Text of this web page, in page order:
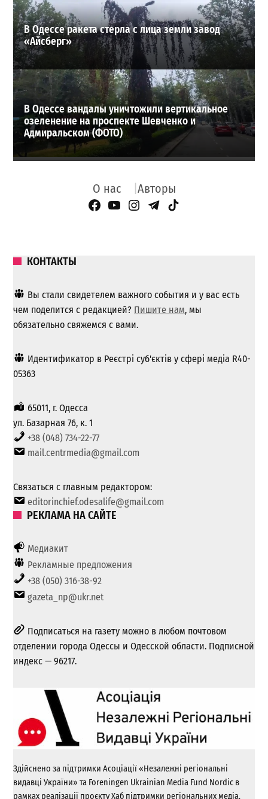
В Одессе ракета стерла с лица земли завод
«Айсберг»
В Одессе вандалы уничтожили вертикальное
озеленение на проспекте Шевченко и
Адмиральском (ФОТО)
О нас Авторы
Facebook Page
YouTube
Instagram
Telegram
TikTok
КОНТАКТЫ
Вы стали свидетелем важного события и у вас есть
чем поделится с редакцией? Пишите нам, мы
обязательно свяжемся с вами.
Идентификатор в Реєстрі суб'єктів у сфері медіа R40-
05363
65011, г. Одесса
ул. Базарная 76, к. 1
+38 (048) 734-22-77
mail.centrmedia@gmail.com
Связаться с главным редактором:
editorinchief.odesalife@gmail.com
РЕКЛАМА НА САЙТЕ
Медиакит
Рекламные предложения
+38 (050) 316-38-92
gazeta_np@ukr.net
Подписаться на газету можно в любом почтовом
отделении города Одессы и Одесской области. Подписной
индекс — 96217.
Здійснено за підтримки Асоціації «Незалежні регіональні
видавці України» та Foreningen Ukrainian Media Fund Nordic в
рамках реалізації проєкту Хаб підтримки регіональних медіа.